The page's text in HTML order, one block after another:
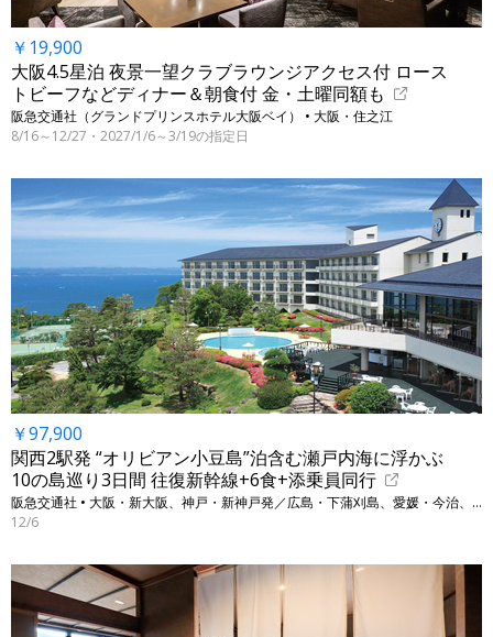
￥19,900
大阪4.5星泊 夜景一望クラブラウンジアクセス付 ロース
トビーフなどディナー＆朝食付 金・土曜同額も
阪急交通社（グランドプリンスホテル大阪ベイ） • 大阪・住之江
8/16～12/27・2027/1/6～3/19の指定日
￥97,900
関西2駅発 “オリビアン小豆島”泊含む瀬戸内海に浮かぶ
10の島巡り3日間 往復新幹線+6食+添乗員同行
阪急交通社 • 大阪・新大阪、神戸・新神戸発／広島・下蒲刈島、愛媛・今治、香川・小豆島他
12/6